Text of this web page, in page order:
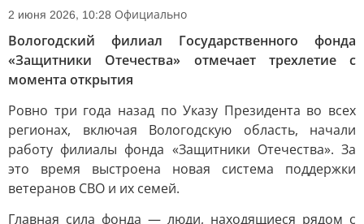
2 июня 2026, 10:28 Официально
Вологодский филиал Государственного фонда
«Защитники Отечества» отмечает трехлетие с
момента открытия
Ровно три года назад по Указу Президента во всех
регионах, включая Вологодскую область, начали
работу филиалы фонда «Защитники Отечества». За
это время выстроена новая система поддержки
ветеранов СВО и их семей.
Главная сила фонда — люди, находящиеся рядом с